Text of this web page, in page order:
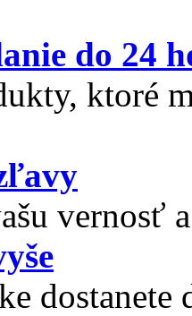
do 24
ktoré
vernosť